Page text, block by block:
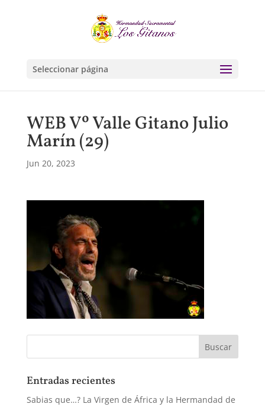
Seleccionar página
WEB Vº Valle Gitano Julio
Marín (29)
Jun 20, 2023
Entradas recientes
Sabias que…? La Virgen de África y la Hermandad de